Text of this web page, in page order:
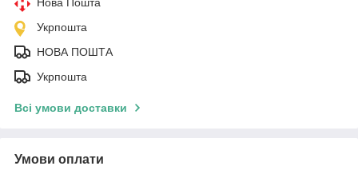
Укрпошта
НОВА ПОШТА
Укрпошта
Всі умови доставки
Умови оплати